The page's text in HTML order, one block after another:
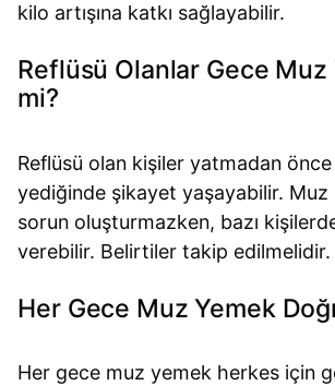
kilo artışına katkı sağlayabilir.
Reflüsü Olanlar Gece
mi?
Reflüsü olan kişiler yatmadan
yediğinde şikayet yaşayabilir. Muz
sorun oluşturmazken, bazı
verebilir. Belirtiler takip edilmelidir.
Her Gece Muz Yemek
Her gece muz yemek herkes için